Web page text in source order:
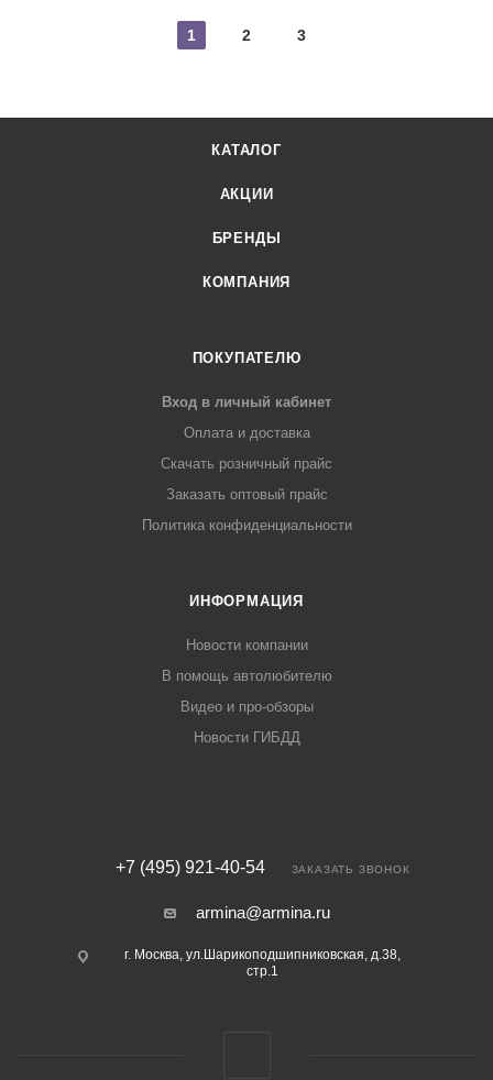
1 2 3
КАТАЛОГ
АКЦИИ
БРЕНДЫ
КОМПАНИЯ
ПОКУПАТЕЛЮ
Вход в личный кабинет
Оплата и доставка
Скачать розничный прайс
Заказать оптовый прайс
Политика конфиденциальности
ИНФОРМАЦИЯ
Новости компании
В помощь автолюбителю
Видео и про-обзоры
Новости ГИБДД
+7 (495) 921-40-54 ЗАКАЗАТЬ ЗВОНОК
armina@armina.ru
г. Москва, ул.Шарикоподшипниковская, д.38,
стр.1